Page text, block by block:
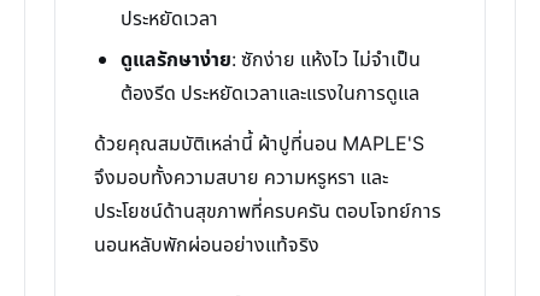
ประหยัดเวลา
ดูแลรักษาง่าย: ซักง่าย แห้งไว ไม่จำเป็น
ต้องรีด ประหยัดเวลาและแรงในการดูแล
ด้วยคุณสมบัติเหล่านี้ ผ้าปูที่นอน MAPLE'S
จึงมอบทั้งความสบาย ความหรูหรา และ
ประโยชน์ด้านสุขภาพที่ครบครัน ตอบโจทย์การ
นอนหลับพักผ่อนอย่างแท้จริง